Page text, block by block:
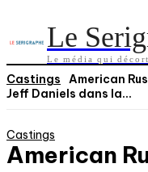
Le
Le média qui
Castings
American
Jeff Daniels dans la...
Castings
American